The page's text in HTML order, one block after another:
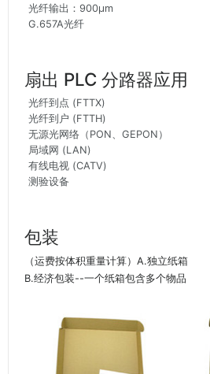
光纤输出：900μm
G.657A光纤
扇出 PLC 分路器应用
光纤到点 (FTTX)
光纤到户 (FTTH)
无源光网络（PON、GEPON）
局域网 (LAN)
有线电视 (CATV)
测验设备
包装
（运费按体积重量计算）A.独立纸箱
B.经济包装--一个纸箱包含多个物品